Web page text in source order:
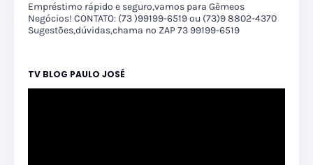
Empréstimo rápido e seguro,vamos para Gêmeos
Negócios! CONTATO: (73 )99199-6519 ou (73)9 8802-4370
Sugestões,dúvidas,chama no ZAP 73 99199-6519
TV BLOG PAULO JOSÉ